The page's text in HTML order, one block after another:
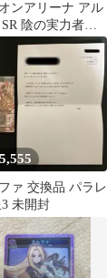
ンアリーナ アル
陰の実力者に
くて 2枚
ァ 交換品 パラレ
未開封